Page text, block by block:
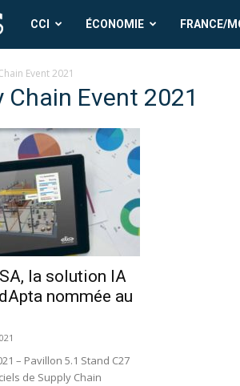
CCI
News
CCI ÉCONOMIE FRANCE/
Event 2021
Chain Event 2021
la solution IA
nommée au
– Pavillon 5.1 Stand C27
de Supply Chain